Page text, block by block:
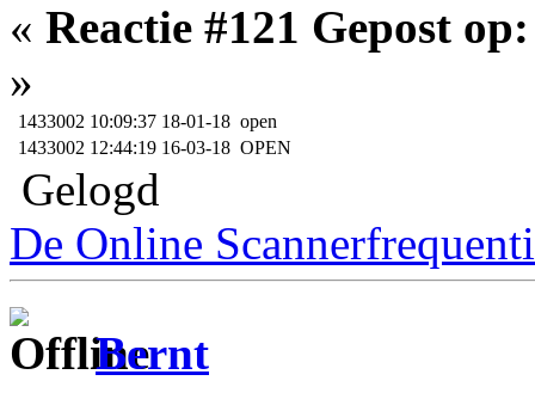
« Reactie #121 Gepost op:
»
1433002 10:09:37 18-01-18 open
1433002 12:44:19 16-03-18 OPEN
Gelogd
De Online
Bernt